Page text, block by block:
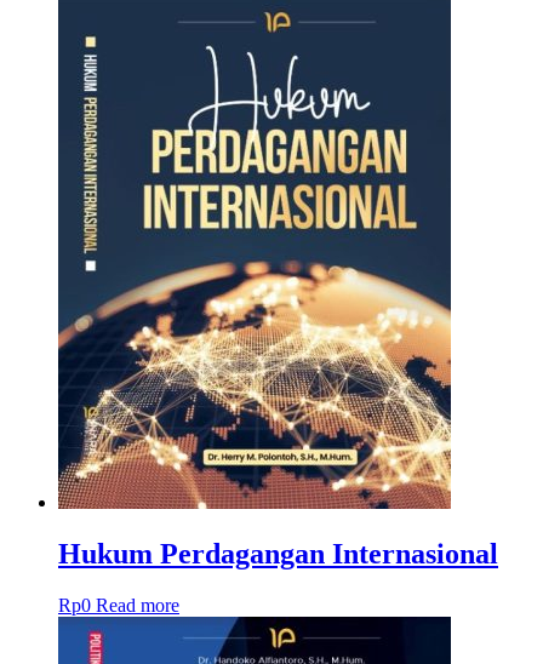
Hukum Perdagangan Internasional
Rp0 Read more